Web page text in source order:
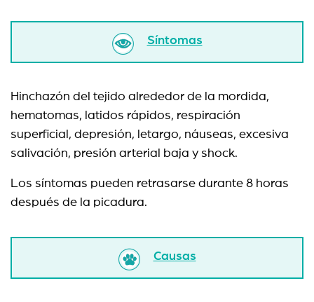
Síntomas
Hinchazón del tejido alrededor de la mordida,
hematomas, latidos rápidos, respiración
superficial, depresión, letargo, náuseas, excesiva
salivación, presión arterial baja y shock.
Los síntomas pueden retrasarse durante 8 horas
después de la picadura.
Causas